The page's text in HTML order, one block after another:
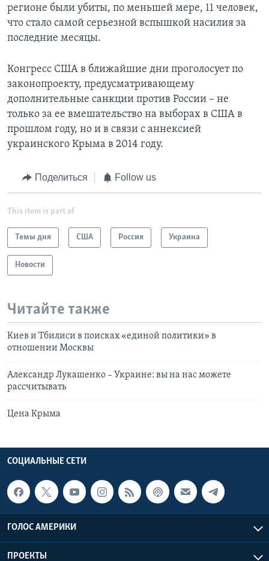
регионе были убиты, по меньшей мере, 11 человек,
что стало самой серьезной вспышкой насилия за
последние месяцы.
Конгресс США в ближайшие дни проголосует по
законопроекту, предусматривающему
дополнительные санкции против России – не
только за ее вмешательство на выборах в США в
прошлом году, но и в связи с аннексией
украинского Крыма в 2014 году.
Поделиться Follow us
This item is part of
Темы дня США Россия Украина
Новости
Читайте также
Киев и Тбилиси в поисках «единой политики» в
отношении Москвы
Александр Лукашенко – Украине: вы на нас можете
рассчитывать
Цена Крыма
СОЦИАЛЬНЫЕ СЕТИ
ГОЛОС АМЕРИКИ
ПРОЕКТЫ